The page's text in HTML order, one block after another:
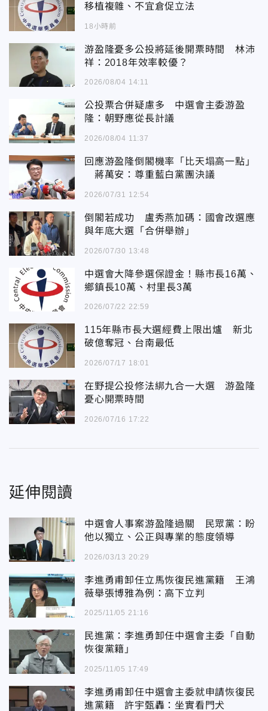
移植複雜、不宜倉促立法
18小時前
游盈隆憂多公投將延後開票時間 林沛
祥：2018年效率較優？
2026/08/04 14:11
公投票合併疑慮多 中選會主委游盈
隆：朝野應從長計議
2026/08/04 11:37
回應游盈隆倒閣機率「比天塌高一點」
蔣萬安：尊重藍白黨團決議
2026/07/31 12:54
倒閣若成功 盧秀燕加碼：國會改選應
與年底大選「合併舉辦」
2026/07/30 13:48
中選會大降參選保證金！縣市長16萬、
鄉鎮長10萬、村里長3萬
2026/07/22 22:59
115年縣市長大選經費上限出爐 新北
破億奪冠、台南最低
2026/07/17 18:01
在野提公投修法綁九合一大選 游盈隆
憂心開票時間
2026/07/16 17:22
延伸閱讀
中選會人事案游盈隆過關 民眾黨：盼
他以獨立、公正與專業的態度領導
2026/03/13 20:29
李進勇甫卸任立馬恢復民進黨籍 王鴻
薇舉張博雅為例：高下立判
2025/11/05 21:16
民進黨：李進勇卸任中選會主委「自動
恢復黨籍」
2025/11/05 17:49
李進勇甫卸任中選會主委就申請恢復民
進黨籍 許宇甄轟：坐實看門犬